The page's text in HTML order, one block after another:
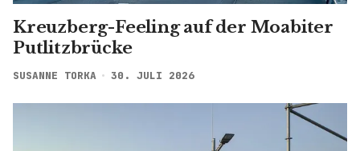
Kreuzberg-Feeling auf der Moabiter
Putlitzbrücke
SUSANNE TORKA 30. JULI 2026